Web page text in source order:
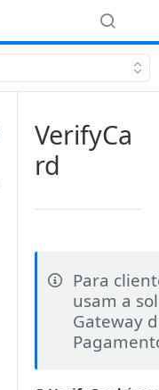
VerifyCa
rd
Para
usam a
Gateway